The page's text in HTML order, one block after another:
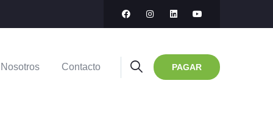
Nosotros Contacto PAGAR